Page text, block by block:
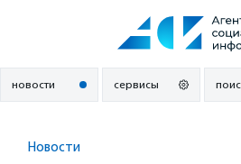
новости сервисы
Новости